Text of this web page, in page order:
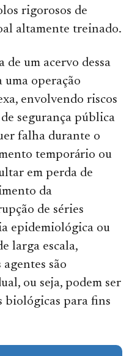
rigorosos de
altamente treinado.
de um acervo dessa
operação
envolvendo riscos
segurança pública
falha durante o
temporário ou
em perda de
da
de séries
epidemiológica ou
larga escala,
são
ou seja, podem ser
biológicas para fins